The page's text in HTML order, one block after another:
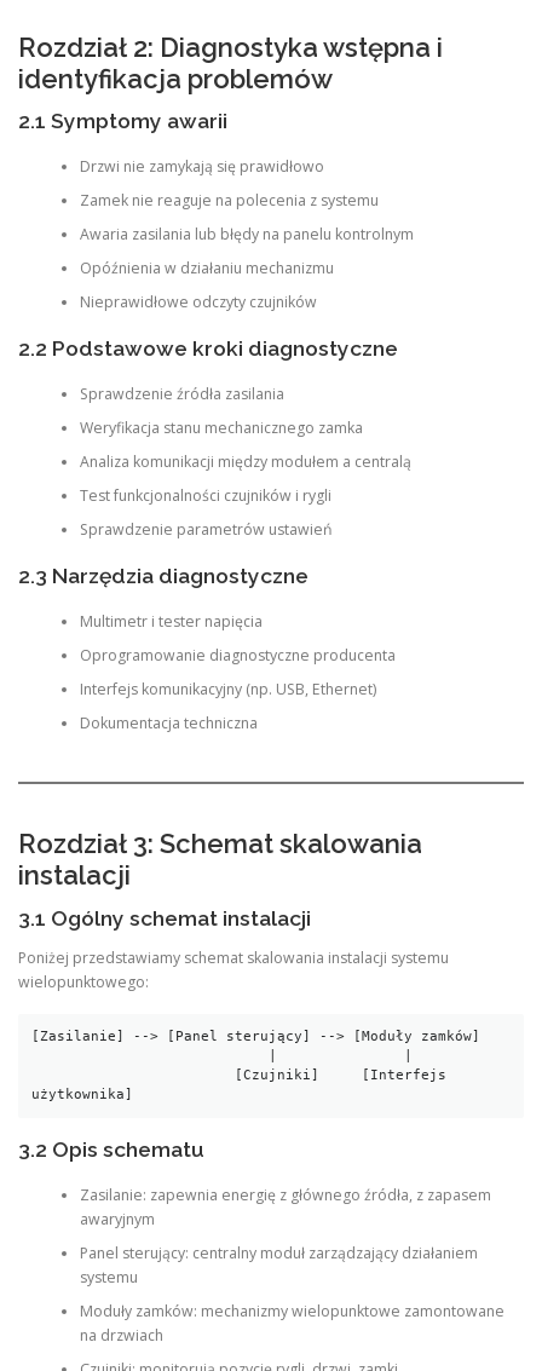
Rozdział 2: Diagnostyka wstępna i
identyfikacja problemów
2.1 Symptomy awarii
Drzwi nie zamykają się prawidłowo
Zamek nie reaguje na polecenia z systemu
Awaria zasilania lub błędy na panelu kontrolnym
Opóźnienia w działaniu mechanizmu
Nieprawidłowe odczyty czujników
2.2 Podstawowe kroki diagnostyczne
Sprawdzenie źródła zasilania
Weryfikacja stanu mechanicznego zamka
Analiza komunikacji między modułem a centralą
Test funkcjonalności czujników i rygli
Sprawdzenie parametrów ustawień
2.3 Narzędzia diagnostyczne
Multimetr i tester napięcia
Oprogramowanie diagnostyczne producenta
Interfejs komunikacyjny (np. USB, Ethernet)
Dokumentacja techniczna
Rozdział 3: Schemat skalowania
instalacji
3.1 Ogólny schemat instalacji
Poniżej przedstawiamy schemat skalowania instalacji systemu
wielopunktowego:
[Zasilanie] --> [Panel sterujący] --> [Moduły zamków]
użytkownika]
3.2 Opis schematu
Zasilanie: zapewnia energię z głównego źródła, z zapasem
awaryjnym
Panel sterujący: centralny moduł zarządzający działaniem
systemu
Moduły zamków: mechanizmy wielopunktowe zamontowane
na drzwiach